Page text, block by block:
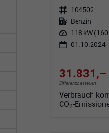
Fahrzeugnr. 104502
Kraftstoff Benzin
Leistung 118 kW (160
01.10.2024
31.831,–
Differenzbesteuert
Verbrauch
CO2-